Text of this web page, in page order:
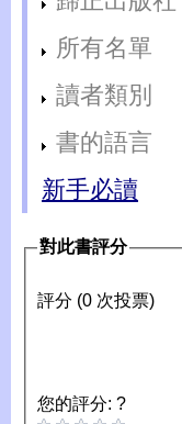
所有名單
讀者類別
書的語言
新手必讀
對此書評分
評分 (0 次投票)
您的評分: ?